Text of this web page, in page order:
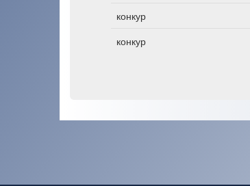
конкур
конкур